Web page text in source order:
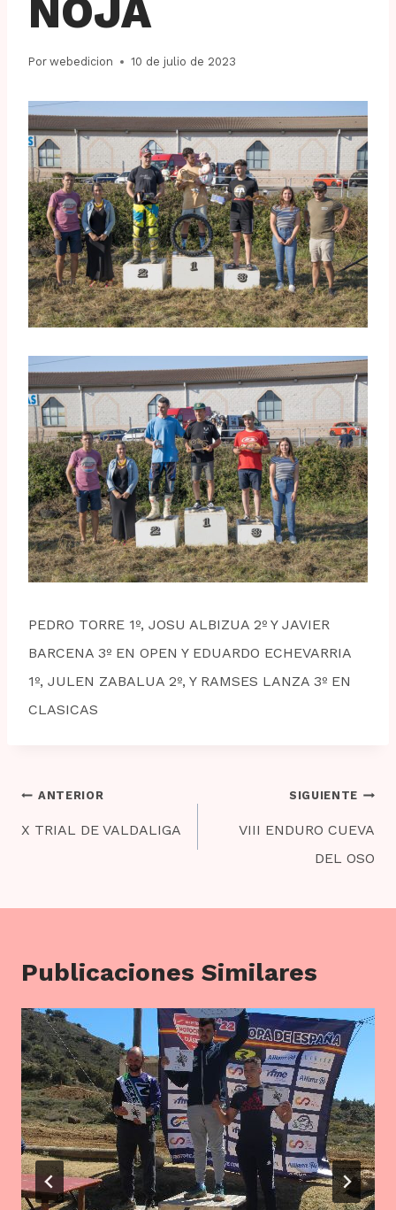
NOJA
Por webedicion 10 de julio de 2023
PEDRO TORRE 1º, JOSU ALBIZUA 2º Y JAVIER
BARCENA 3º EN OPEN Y EDUARDO ECHEVARRIA
1º, JULEN ZABALUA 2º, Y RAMSES LANZA 3º EN
CLASICAS
Navegación
de
ANTERIOR
X TRIAL DE VALDALIGA
SIGUIENTE
VIII ENDURO CUEVA
DEL OSO
Publicaciones Similares